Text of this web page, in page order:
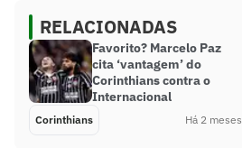
RELACIONADAS
Favorito? Marcelo Paz
cita ‘vantagem’ do
Corinthians contra o
Internacional
Corinthians Há 2 meses